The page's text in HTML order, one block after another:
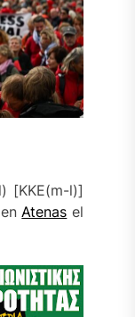
[KKE(m-l)]
Atenas el